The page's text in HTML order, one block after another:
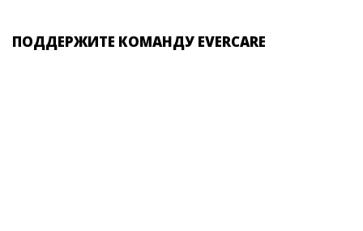
ПОДДЕРЖИТЕ КОМАНДУ EVERCARE